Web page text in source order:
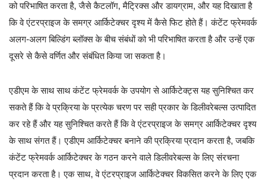
को परिभाषित करता है, जैसे कैटलॉग, मैट्रिक्स और डायग्राम, और यह दिखाता है
कि वे एंटरप्राइज के समग्र आर्किटेक्चर दृश्य में कैसे फिट होते हैं। कंटेंट फ्रेमवर्क
अलग-अलग बिल्डिंग ब्लॉक्स के बीच संबंधों को भी परिभाषित करता है और उन्हें एक
दूसरे से कैसे वर्णित और संबंधित किया जा सकता है।
एडीएम के साथ साथ कंटेंट फ्रेमवर्क के उपयोग से आर्किटेक्ट्स यह सुनिश्चित कर
सकते हैं कि वे प्रक्रिया के प्रत्येक चरण पर सही प्रकार के डिलीवरेबल्स उत्पादित
कर रहे हैं और यह सुनिश्चित करते हैं कि वे एंटरप्राइज के समग्र आर्किटेक्चर दृश्य
के साथ संगत हैं। एडीएम आर्किटेक्चर बनाने की प्रक्रिया प्रदान करता है, जबकि
कंटेंट फ्रेमवर्क आर्किटेक्चर के गठन करने वाले डिलीवरेबल्स के लिए संरचना
प्रदान करता है। एक साथ, वे एंटरप्राइज आर्किटेक्चर विकसित करने के लिए एक